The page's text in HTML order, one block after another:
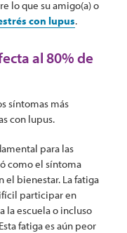
lo que su amigo(a) o
con lupus.
al 80% de
síntomas más
con lupus.
para las
como el síntoma
bienestar. La fatiga
participar en
la escuela o incluso
fatiga es aún peor